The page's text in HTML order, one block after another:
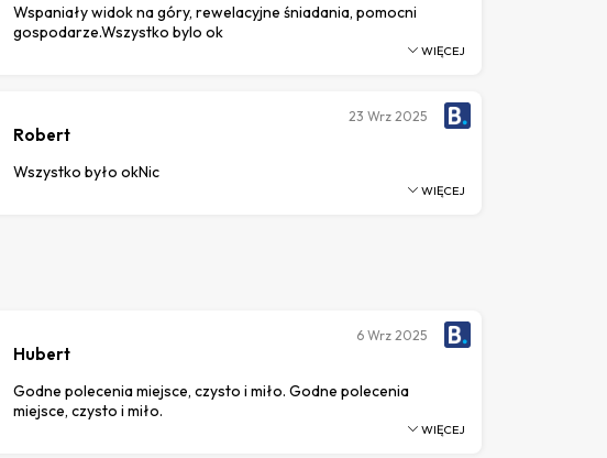
Wspaniały widok na góry, rewelacyjne śniadania, pomocni
gospodarze.Wszystko bylo ok
WIĘCEJ
Robert
Wszystko było okNic
23 Wrz 2025
WIĘCEJ
Hubert
Godne polecenia miejsce, czysto i miło. Godne polecenia
miejsce, czysto i miło.
6 Wrz 2025
WIĘCEJ